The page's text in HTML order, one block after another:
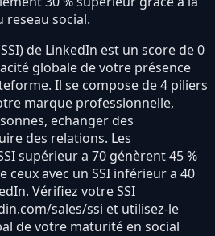
reseau social.
de LinkedIn est un score de 0
globale de votre présence
Il se compose de 4 piliers
marque professionnelle,
echanger des
des relations. Les
supérieur a 70 génèrent 45 %
avec un SSI inférieur a 40
Vérifiez votre SSI
sales/ssi et utilisez-le
de votre maturité en social